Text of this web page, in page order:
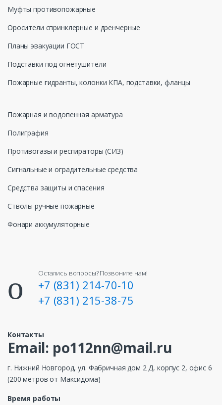
Муфты противопожарные
Оросители спринклерные и дренчерные
Планы эвакуации ГОСТ
Подставки под огнетушители
Пожарные гидранты, колонки КПА, подставки, фланцы
Пожарная и водопенная арматура
Полиграфия
Противогазы и респираторы (СИЗ)
Сигнальные и оградительные средства
Средства защиты и спасения
Стволы ручные пожарные
Фонари аккумуляторные
Остались вопросы? Позвоните нам!
+7 (831) 214-70-10
+7 (831) 215-38-75
Контакты
Email: po112nn@mail.ru
г. Нижний Новгород, ул. Фабричная дом 2 Д, корпус 2, офис 6
(200 метров от Максидома)
Время работы